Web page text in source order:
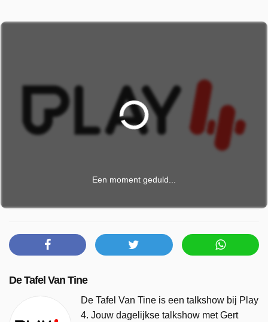
Een moment geduld...
De Tafel Van Tine
De Tafel Van Tine is een talkshow bij Play
4. Jouw dagelijkse talkshow met Gert